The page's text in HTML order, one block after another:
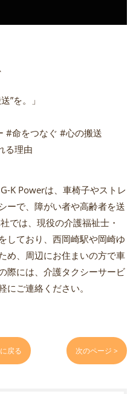
”を。」
#命をつなぐ #心の搬送
る理由
K Powerは、車椅子やストレ
ーで、障がい者や高齢者を送
では、現役の介護福祉士・
しており、西岡崎駅や岡崎ゆ
め、周辺にお住まいの方で車
際には、介護タクシーサービ
にご連絡ください。
戻る 次のページ >